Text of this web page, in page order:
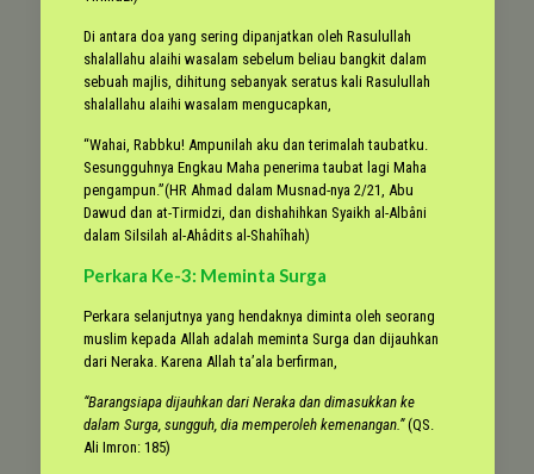
Di antara doa yang sering dipanjatkan oleh Rasulullah
shalallahu alaihi wasalam sebelum beliau bangkit dalam
sebuah majlis, dihitung sebanyak seratus kali Rasulullah
shalallahu alaihi wasalam mengucapkan,
“Wahai, Rabbku! Ampunilah aku dan terimalah taubatku.
Sesungguhnya Engkau Maha penerima taubat lagi Maha
pengampun.”(HR Ahmad dalam Musnad-nya 2/21, Abu
Dawud dan at-Tirmidzi, dan dishahihkan Syaikh al-Albâni
dalam Silsilah al-Ahâdits al-Shahîhah)
Perkara Ke-3: Meminta Surga
Perkara selanjutnya yang hendaknya diminta oleh seorang
muslim kepada Allah adalah meminta Surga dan dijauhkan
dari Neraka. Karena Allah ta’ala berfirman,
“Barangsiapa dijauhkan dari Neraka dan dimasukkan ke
dalam Surga, sungguh, dia memperoleh kemenangan.”(QS.
Ali Imron: 185)